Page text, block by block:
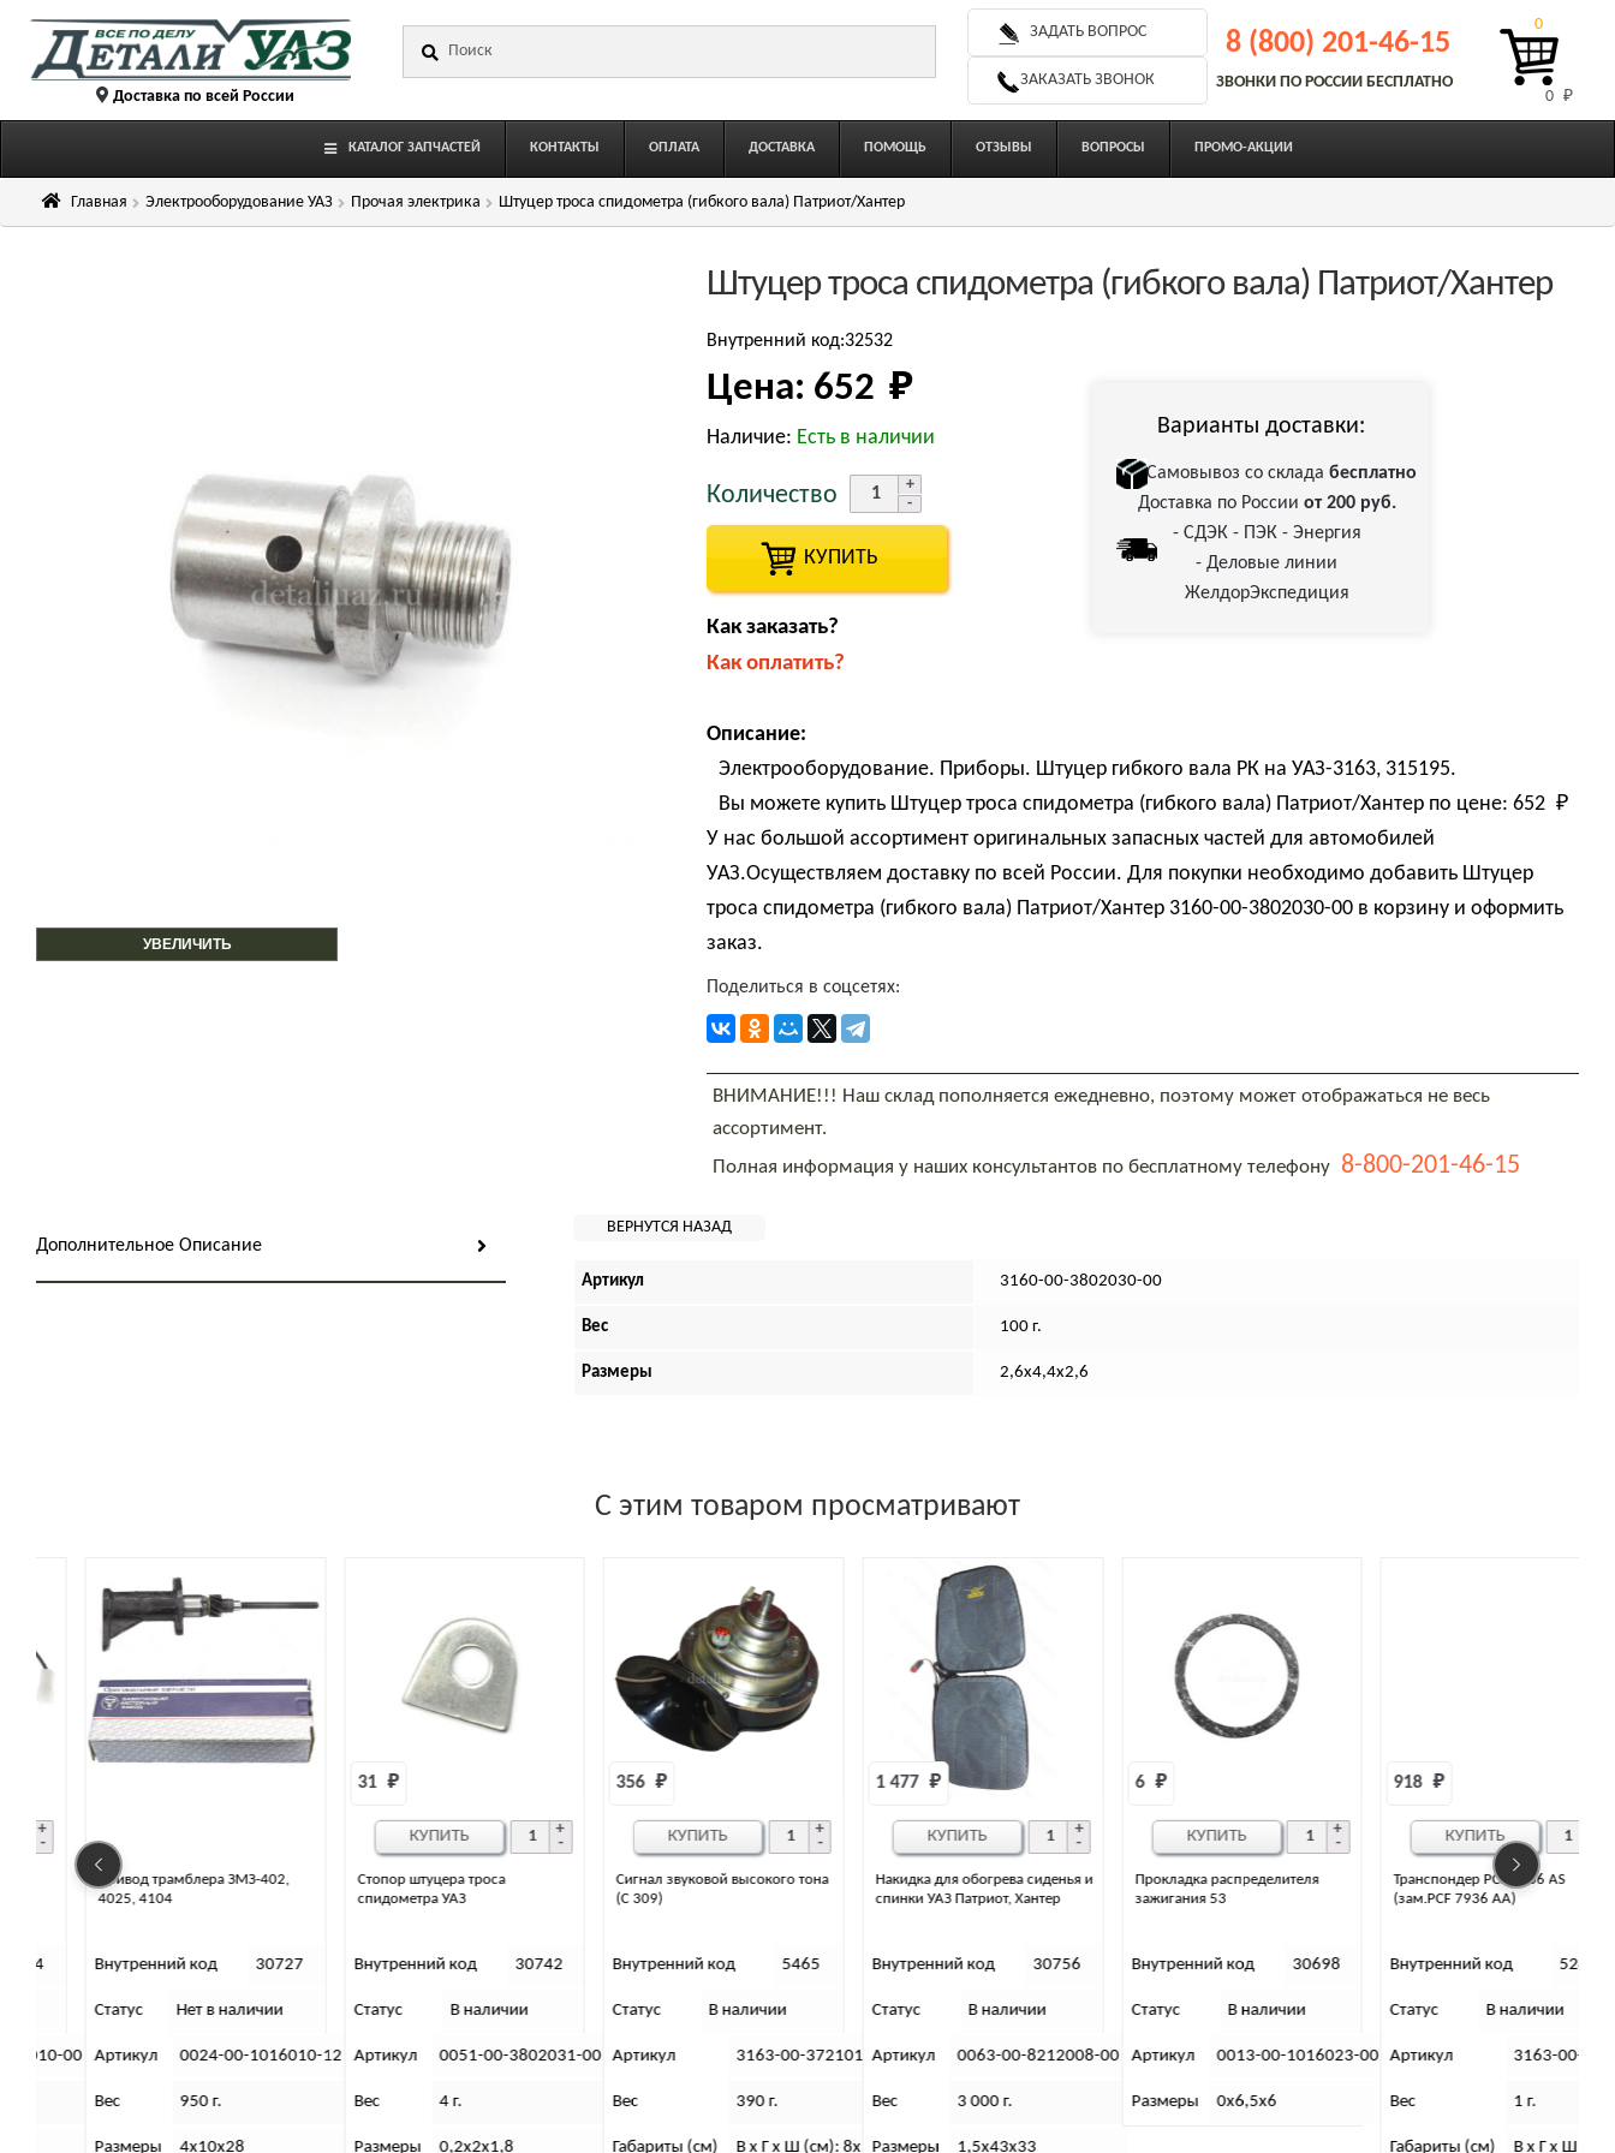
Перейти
Перейти
содержимому Доставка по всей России
ЗАДАТЬ ВОПРОС
ЗАКАЗАТЬ ЗВОНОК
8 (800) 201-46-15
ЗВОНКИ ПО РОССИИ БЕСПЛАТНО
0 ₽
0
КАТАЛОГ ЗАПЧАСТЕЙ КОНТАКТЫ ОПЛАТА ДОСТАВКА ПОМОЩЬ ОТЗЫВЫ ВОПРОСЫ ПРОМО-АКЦИИ
Главная Электрооборудование УАЗ Прочая электрика Штуцер троса спидометра (гибкого вала) Патриот/Хантер
УВЕЛИЧИТЬ
Штуцер троса спидометра (гибкого вала) Патриот/Хантер
Внутренний код:32532
Цена: 652 ₽
Наличие: Есть в наличии Варианты доставки:
Самовывоз со складабесплатно
Доставка по России от 200 руб.
- СДЭК - ПЭК - Энергия
- Деловые линии
ЖелдорЭкспедиция
Количество
КУПИТЬ
Как заказать?
Как оплатить?
Описание:
Электрооборудование. Приборы. Штуцер гибкого вала РК на УАЗ-3163, 315195.
Вы можете купить Штуцер троса спидометра (гибкого вала) Патриот/Хантер по цене:652 ₽
У нас большой ассортимент оригинальных запасных частей для автомобилей
УАЗ.Осуществляем доставку по всей России. Для покупки необходимо добавить Штуцер
троса спидометра (гибкого вала) Патриот/Хантер 3160-00-3802030-00 в корзину и оформить
заказ.
Поделиться в соцсетях:
ВНИМАНИЕ!!! Наш склад пополняется ежедневно, поэтому может отображаться не весь
ассортимент.
Полная информация у наших консультантов по бесплатному телефону 8-800-201-46-15
Дополнительное Описание
Артикул 3160-00-3802030-00
Вес 100 г.
Размеры 2,6х4,4х2,6
С этим товаром просматривают
00
Привод трамблера ЗМЗ-402,
4025, 4104
Внутренний код 30727
Статус Нет в наличии
Артикул 0024-00-1016010-12
Размеры 4х10х28
Стопор штуцера троса
спидометра УАЗ
Внутренний код 30742
Статус В наличии
Артикул 0051-00-3802031-00
Размеры 0,2х2х1,8
КУПИТЬ
Сигнал звуковой высокого тона
(С 309)
₽
Внутренний код
Статус В наличии
Артикул 3163-00-3721010-00
Габариты (см) В х Г х Ш (см): 8х10х10
КУПИТЬ
Накидка для обогрева сиденья и
спинки УАЗ Патриот, Хантер
1 477 ₽
Внутренний код 30756
Статус В наличии
Артикул 0063-00-8212008-00
3 000 г.
Размеры 1,5х43х33
КУПИТЬ
Прокладка распределителя
зажигания 53
Внутренний код 30698
Статус В наличии
Артикул 0013-00-1016023-00
Размеры 0х6,5х6
КУПИТЬ
Транспондер PCF 7936 AS
(зам.PCF 7936 AA)
₽
Внутренний код
Статус В наличии
Артикул 3163-00-
Габариты (см) В х Г х Ш (см):
КУПИТЬ